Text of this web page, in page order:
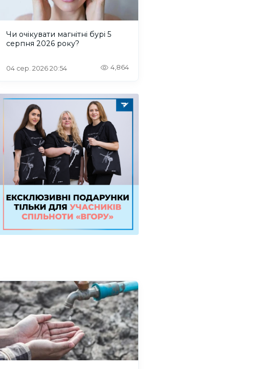
Чи очікувати магнітні бурі 5
серпня 2026 року?
04 сер. 2026 20:54 4,864